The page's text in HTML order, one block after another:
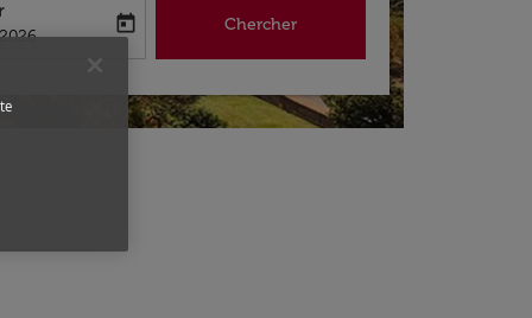
return-date-aria-label
today Chercher